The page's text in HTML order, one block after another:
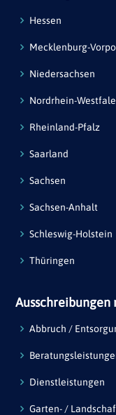
Hessen
Mecklenburg-
Niedersachsen
Nordrhein-
Rheinland-Pfalz
Saarland
Sachsen
Sachsen-Anhalt
Schleswig-Holstein
Thüringen
Ausschreibungen
Abbruch /
Dienstleistungen
Garten- /